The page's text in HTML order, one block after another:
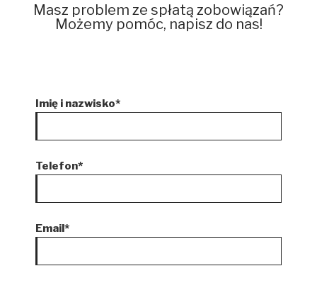
Masz problem ze spłatą zobowiązań?
Możemy pomóc, napisz do nas!
Imię i nazwisko*
Telefon*
Email*